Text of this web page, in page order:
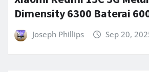
Dimensity 6300 Baterai
Joseph Phillips Sep 20,